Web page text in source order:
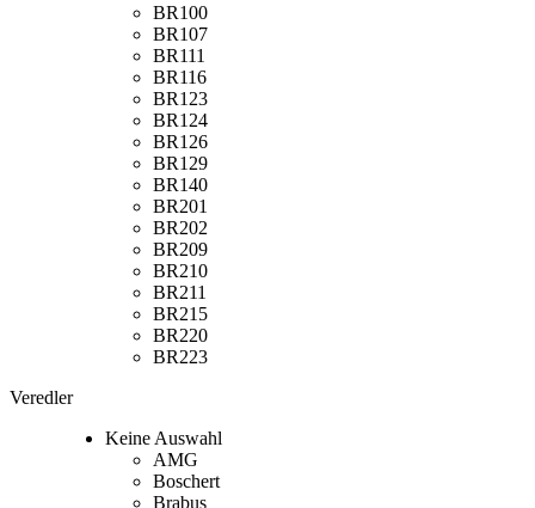
BR100
BR107
BR111
BR116
BR123
BR124
BR126
BR129
BR140
BR201
BR202
BR209
BR210
BR211
BR215
BR220
BR223
Veredler
Keine Auswahl
AMG
Boschert
Brabus